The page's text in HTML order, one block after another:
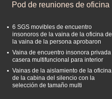
Pod de reuniones de oficina
6 SGS movibles de encuentro
insonoros de la vaina de la oficina de
la vaina de la persona aprobaron
Vaina de encuentro insonora privada
casera multifuncional para interior
Vainas de la aislamiento de la oficina
de la cabina del silencio con la
selección de tamaño multi